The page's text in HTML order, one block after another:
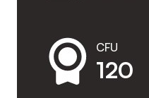
120
CFU